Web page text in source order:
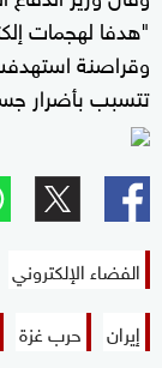
"هدفا لهجمات
وقراصنة
تتسبب بأضرار
الفضاء الإلكتروني
إيران
حرب غزة